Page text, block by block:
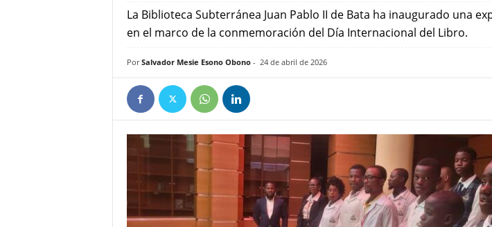
La Biblioteca Subterránea Juan Pablo II de Bata ha inaugurado una
en el marco de la conmemoración del Día Internacional del Libro.
Por Salvador Mesie Esono Obono- 24 de abril de 2026